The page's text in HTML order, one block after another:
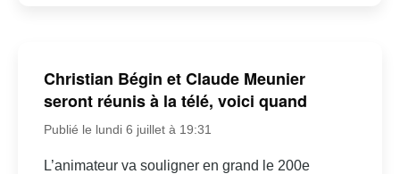
Christian Bégin et Claude Meunier
seront réunis à la télé, voici quand
Publié le lundi 6 juillet à 19:31
L’animateur va souligner en grand le 200e